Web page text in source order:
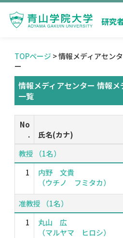
研究
TOPページ > 情報メディアセン
ー
情報メディアセンター 情報
一覧
No
.
氏名(カナ)
教授 （1名）
1
内野 文貴
（ウチノ フミタカ）
准教授 （1名）
1
丸山 広
（マルヤマ ヒロシ）